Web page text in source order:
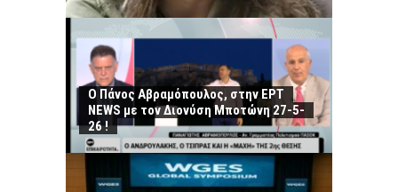
Ο Πάνος Αβραμόπουλος, στην ΕΡΤ
NEWS με τον Διονύση Μποτώνη 27-5-
26 !